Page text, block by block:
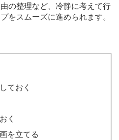
の整理など、冷静に考えて行
をスムーズに進められます。
ておく
く
を立てる